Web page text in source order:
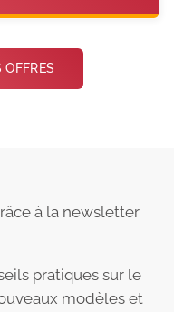
à la newsletter
pratiques sur le
modèles et